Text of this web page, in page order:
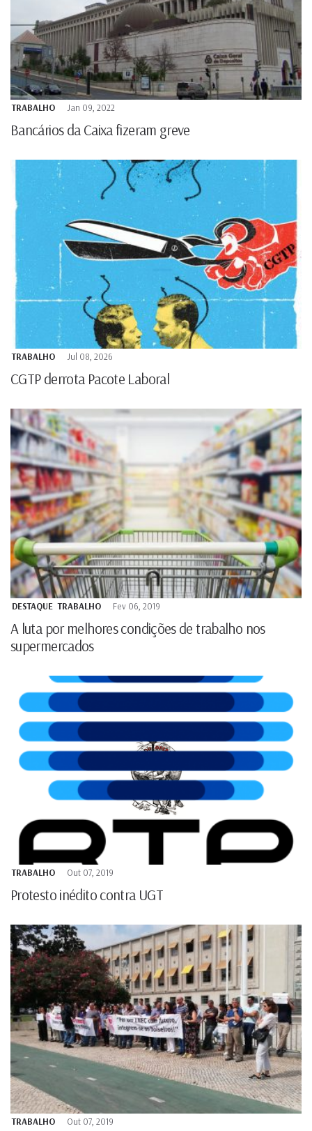
TRABALHO Jan 09, 2022
Bancários da Caixa fizeram greve
TRABALHO Jul 08, 2026
CGTP derrota Pacote Laboral
DESTAQUE TRABALHO Fev 06, 2019
A luta por melhores condições de trabalho nos
supermercados
TRABALHO Out 07, 2019
Protesto inédito contra UGT
TRABALHO Out 07, 2019